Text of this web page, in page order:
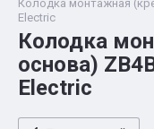
Колодка монтажная
Electric
Колодка
основа)
Electric